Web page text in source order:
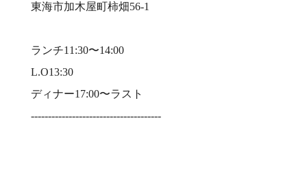
東海市加木屋町柿畑56-1⠀
ランチ11:30〜14:00⠀
L.O13:30⠀
ディナー17:00〜ラスト⠀
--------------------------------------⠀